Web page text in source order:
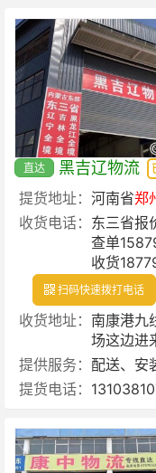
直达 黑吉辽物流
提货地址： 河南省郑
收货电话： 东三省报
查单
收货
扫码快速拨打电话
收货地址： 南康港九
场这边进
提供服务： 配送、安
提货电话：